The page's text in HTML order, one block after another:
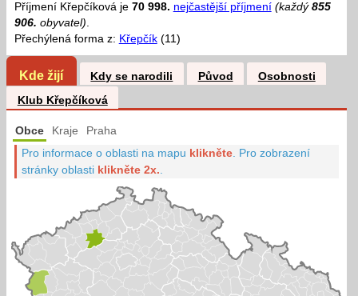
Příjmení Křepčíková je 70 998. nejčastější příjmení (každý 855
906. obyvatel).
Přechýlená forma z: Křepčík(11)
Kde žijí Kdy se narodili Původ
Osobnosti
Klub Křepčíková
Obce Kraje Praha
Pro informace o oblasti na mapu klikněte Pro zobrazení
stránky oblasti klikněte 2x.